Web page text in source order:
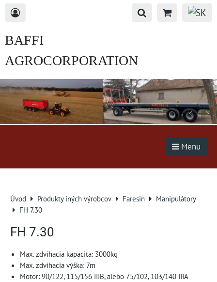
BAFFI
AGROCORPORATION
s.r.o.
Menu
Úvod Produkty iných výrobcov Faresin
Manipulátory
FH 7.30
FH 7.30
Max. zdvíhacia kapacita: 3000kg
Max. zdvíhacia výška: 7m
Motor: 90/122, 115/156 IIIB, alebo 75/102, 103/140 IIIA